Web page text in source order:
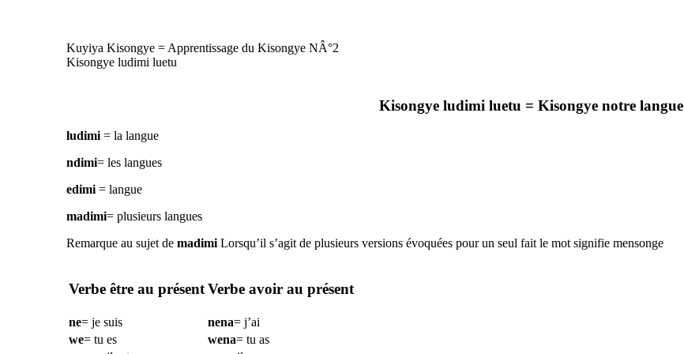
Kuyiya Kisongye = Apprentissage du Kisongye NÂ°2
Kisongye ludimi luetu
Kisongye ludimi luetu = Kisongye notre langue
ludimi= la langue
ndimi= les langues
edimi= langue
madimi= plusieurs langues
Remarque au sujet de madimiLorsqu’il s’agit de plusieurs versions évoquées pour un seul fait le mot signifie mensonge
Verbe être au présent Verbe avoir au présent
ne= je suis nena= j’ai
we= tu es wena= tu as